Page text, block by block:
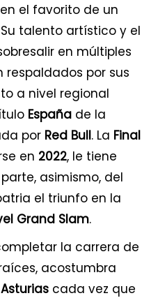
el favorito de un
talento artístico y el
en múltiples
por sus
a nivel regional
España de la
por Red Bull. La Final
en 2022, le tiene
asimismo, del
el triunfo en la
Grand Slam.
la carrera de
acostumbra
Asturias cada vez que